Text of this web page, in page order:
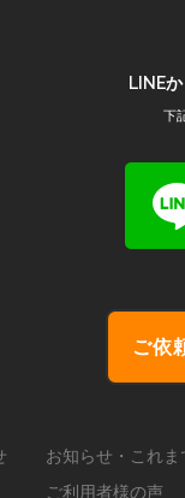
LINE
下
ご依
お知らせ・これま
ご利用者様の声